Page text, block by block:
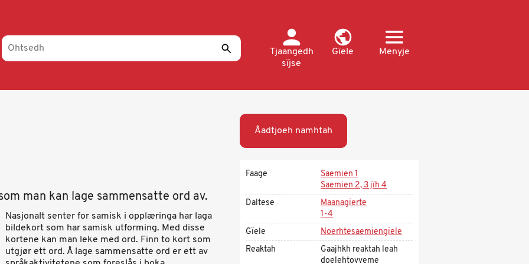
Tjaangedh
sïjse
Gïele Menyje
man kan lage sammensatte ord av.
Nasjonalt senter for samisk i opplæringa har laga
bildekort som har samisk utforming. Med disse
kortene kan man leke med ord. Finn to kort som
utgjør ett ord. Å lage sammensatte ord er ett av
Åadtjoeh namhtah
Faage
Saemien 1
Saemien 2, 3 jïh 4
Daltese
Maanagïerte
1-4
Gïele
Noerhtesaemiengïele
Reaktah
Gaajhkh reaktah leah
doelehtovveme